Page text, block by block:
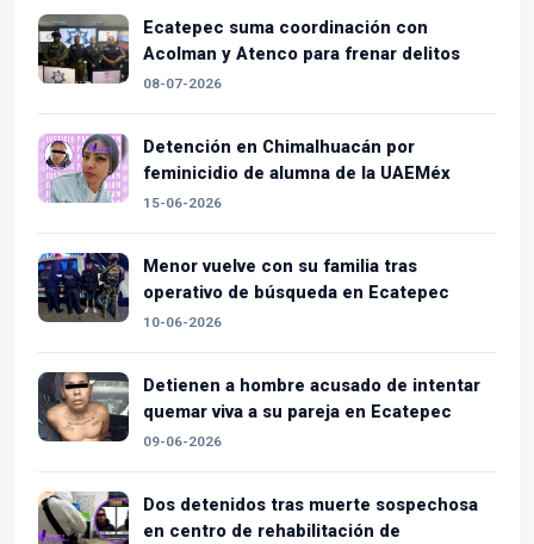
Ecatepec suma coordinación con
Acolman y Atenco para frenar delitos
08-07-2026
Detención en Chimalhuacán por
feminicidio de alumna de la UAEMéx
15-06-2026
Menor vuelve con su familia tras
operativo de búsqueda en Ecatepec
10-06-2026
Detienen a hombre acusado de intentar
quemar viva a su pareja en Ecatepec
09-06-2026
Dos detenidos tras muerte sospechosa
en centro de rehabilitación de